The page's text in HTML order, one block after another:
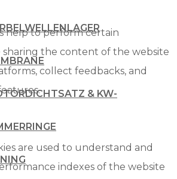
& KW-
help to perform certain
the content of the website
collect feedbacks, and
are used to understand and
indexes of the website